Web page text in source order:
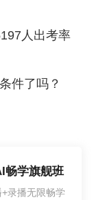
人出考率
件了吗？
畅学旗舰班
录播无限畅学